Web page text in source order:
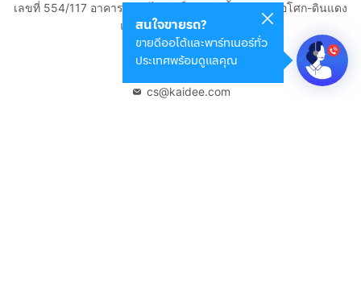
สนใจขายรถ?
ขายดีออโต้และพาร์ทเนอร์ทั่ว
ประเทศพร้อมดูแลคุณ
เลขที่ 554/117 อาคารสกายไนน์ เซ็นเตอร์ ชั้น 22 ถนนอโศก-ดินแดง
แขวงดินแดง เขตดินแดง
กรุงเทพมหานคร 10400
cs@kaidee.com